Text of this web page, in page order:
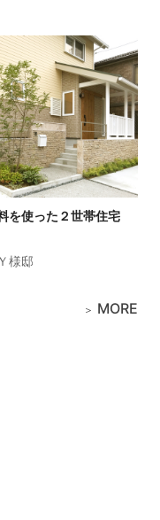
を使った２世帯住宅
Ｙ様邸
MORE